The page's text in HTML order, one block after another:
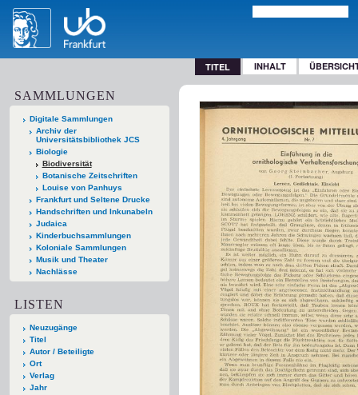
TITEL INHALT
SAMMLUNGEN
Digitale Sammlungen
Archiv der
Universitätsbibliothek JCS
Biologie
Biodiversität
Botanische Zeitschriften
Louise von Panhuys
Frankfurt und Seltene Drucke
Handschriften und Inkunabeln
Judaica
Kinderbuchsammlungen
Koloniale Sammlungen
Musik und Theater
Nachlässe
LISTEN
Neuzugänge
Titel
Autor / Beteiligte
Ort
Verlag
Jahr